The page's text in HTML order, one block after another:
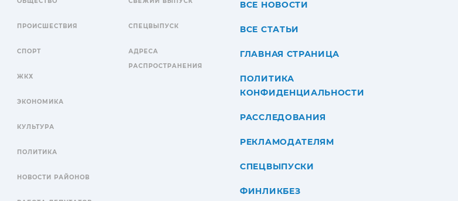
ПРОИСШЕСТВИЯ
СПОРТ
ЖКХ
ЭКОНОМИКА
КУЛЬТУРА
ПОЛИТИКА
НОВОСТИ РАЙОНОВ
СПЕЦВЫПУСК
АДРЕСА
РАСПРОСТРАНЕНИЯ
ВСЕ НОВОСТИ
ВСЕ СТАТЬИ
ГЛАВНАЯ СТРАНИЦА
ПОЛИТИКА
КОНФИДЕНЦИАЛЬНОСТИ
РАССЛЕДОВАНИЯ
РЕКЛАМОДАТЕЛЯМ
СПЕЦВЫПУСКИ
ФИНЛИКБЕЗ